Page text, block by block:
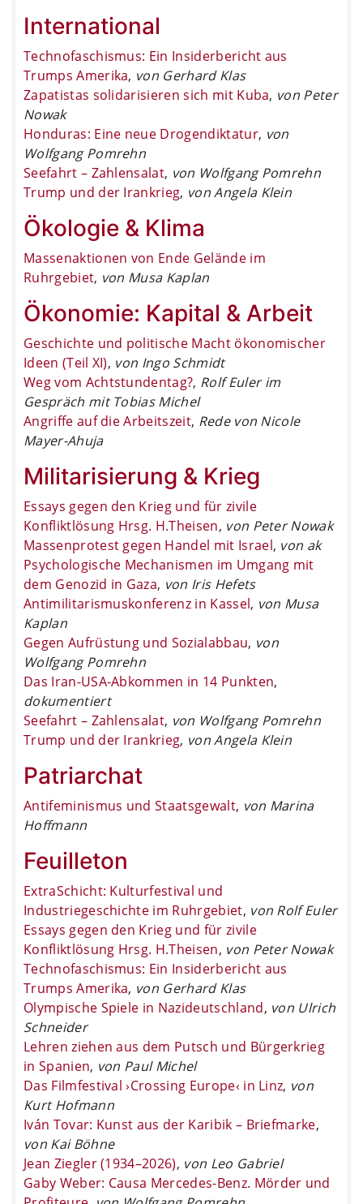
International
Technofaschismus: Ein Insiderbericht aus
Trumps Amerika, von Gerhard Klas
Zapatistas solidarisieren sich mit Kuba, von Peter
Nowak
Honduras: Eine neue Drogendiktatur, von
Wolfgang Pomrehn
Seefahrt – Zahlensalat, von Wolfgang Pomrehn
Trump und der Irankrieg, von Angela Klein
Ökologie & Klima
Massenaktionen von Ende Gelände im
Ruhrgebiet, von Musa Kaplan
Ökonomie: Kapital & Arbeit
Geschichte und politische Macht ökonomischer
Ideen (Teil XI), von Ingo Schmidt
Weg vom Achtstundentag?, Rolf Euler im
Gespräch mit Tobias Michel
Angriffe auf die Arbeitszeit, Rede von Nicole
Mayer-Ahuja
Militarisierung & Krieg
Essays gegen den Krieg und für zivile
Konfliktlösung Hrsg. H.Theisen, von Peter Nowak
Massenprotest gegen Handel mit Israel, von ak
Psychologische Mechanismen im Umgang mit
dem Genozid in Gaza, von Iris Hefets
Antimilitarismuskonferenz in Kassel, von Musa
Kaplan
Gegen Aufrüstung und Sozialabbau, von
Wolfgang Pomrehn
Das Iran-USA-Abkommen in 14 Punkten,
dokumentiert
Seefahrt – Zahlensalat, von Wolfgang Pomrehn
Trump und der Irankrieg, von Angela Klein
Patriarchat
Antifeminismus und Staatsgewalt, von Marina
Hoffmann
Feuilleton
ExtraSchicht: Kulturfestival und
Industriegeschichte im Ruhrgebiet, von Rolf Euler
Essays gegen den Krieg und für zivile
Konfliktlösung Hrsg. H.Theisen, von Peter Nowak
Technofaschismus: Ein Insiderbericht aus
Trumps Amerika, von Gerhard Klas
Olympische Spiele in Nazideutschland, von Ulrich
Schneider
Lehren ziehen aus dem Putsch und Bürgerkrieg
in Spanien, von Paul Michel
Das Filmfestival ›Crossing Europe‹ in Linz, von
Kurt Hofmann
Iván Tovar: Kunst aus der Karibik – Briefmarke,
von Kai Böhne
Jean Ziegler (1934–2026), von Leo Gabriel
Gaby Weber: Causa Mercedes-Benz. Mörder und